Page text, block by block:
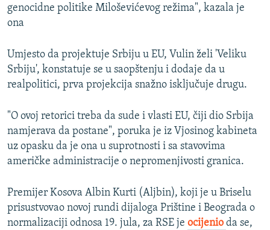
genocidne politike Miloševićevog režima", kazala je
ona
Umjesto da projektuje Srbiju u EU, Vulin želi 'Veliku
Srbiju', konstatuje se u saopštenju i dodaje da u
realpolitici, prva projekcija snažno isključuje drugu.
"O ovoj retorici treba da sude i vlasti EU, čiji dio Srbija
namjerava da postane", poruka je iz Vjosinog kabineta
uz opasku da je ona u suprotnosti i sa stavovima
američke administracije o nepromenjivosti granica.
Premijer Kosova Albin Kurti (Aljbin), koji je u Briselu
prisustvovao novoj rundi dijaloga Prištine i Beograda o
normalizaciji odnosa 19. jula, za RSE je ocijenio da se,